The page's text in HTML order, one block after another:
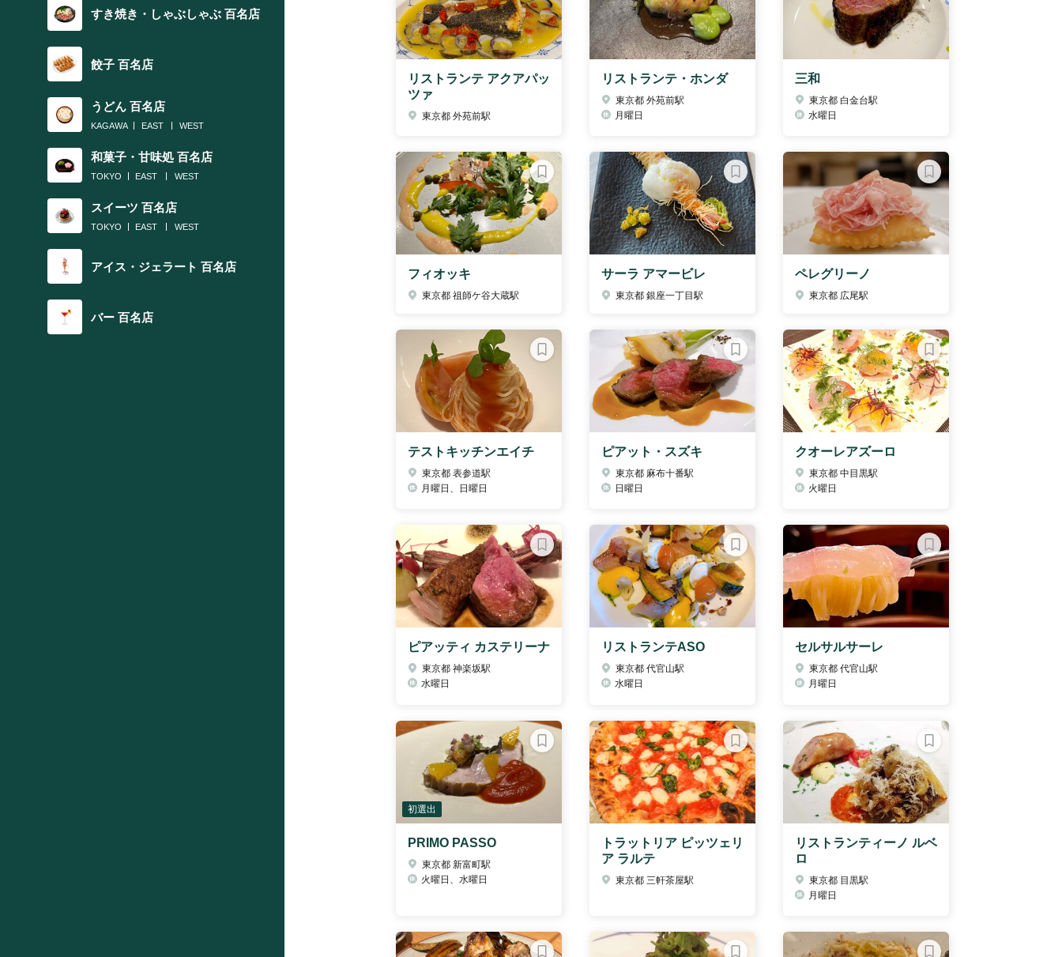
すき焼き・しゃぶしゃぶ 百名店
餃子 百名店
うどん 百名店
KAGAWA EAST WEST
和菓子・甘味処 百名店
TOKYO EAST WEST
スイーツ 百名店
TOKYO EAST WEST
アイス・ジェラート 百名店
バー 百名店
リストランテ アクアパッ
ツァ
東京都 外苑前駅
リストランテ・ホンダ
東京都 外苑前駅
月曜日
三和
東京都 白金台駅
水曜日
フィオッキ
東京都 祖師ケ谷大蔵駅
サーラ アマービレ
東京都 銀座一丁目駅
ペレグリーノ
東京都 広尾駅
テストキッチンエイチ
東京都 表参道駅
月曜日、日曜日
ピアット・スズキ
東京都 麻布十番駅
日曜日
クオーレアズーロ
東京都 中目黒駅
火曜日
ピアッティ カステリーナ
東京都 神楽坂駅
水曜日
リストランテASO
東京都 代官山駅
水曜日
セルサルサーレ
東京都 代官山駅
月曜日
初選出
PRIMO PASSO
東京都 新富町駅
火曜日、水曜日
トラットリア ピッツェリ
ア ラルテ
東京都 三軒茶屋駅
リストランティーノ ルベ
ロ
東京都 目黒駅
月曜日